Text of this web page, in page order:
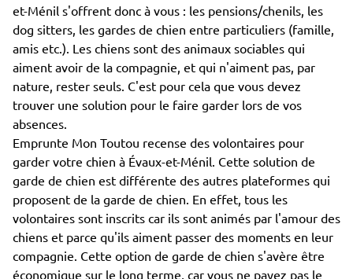
et-Ménil s'offrent donc à vous : les pensions/chenils, les
dog sitters, les gardes de chien entre particuliers (famille,
amis etc.). Les chiens sont des animaux sociables qui
aiment avoir de la compagnie, et qui n'aiment pas, par
nature, rester seuls. C'est pour cela que vous devez
trouver une solution pour le faire garder lors de vos
absences.
Emprunte Mon Toutou recense des volontaires pour
garder votre chien à Évaux-et-Ménil. Cette solution de
garde de chien est différente des autres plateformes qui
proposent de la garde de chien. En effet, tous les
volontaires sont inscrits car ils sont animés par l'amour des
chiens et parce qu'ils aiment passer des moments en leur
compagnie. Cette option de garde de chien s'avère être
économique sur le long terme, car vous ne payez pas le